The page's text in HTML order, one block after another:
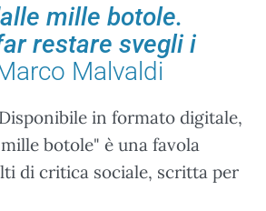
mille botole.
restare svegli i
Malvaldi
in formato digitale,
botole" è una favola
di critica sociale, scritta per